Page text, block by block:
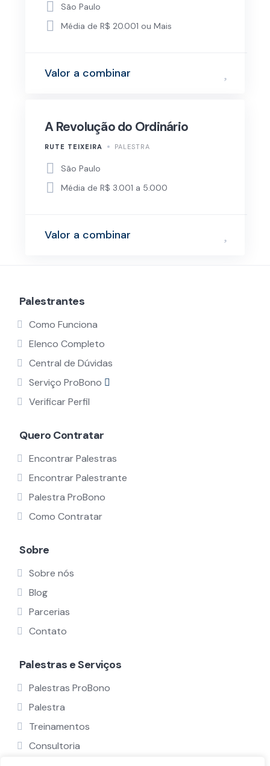
São Paulo
Média de R$ 20.001 ou Mais
Valor a combinar
A Revolução do Ordinário
RUTE TEIXEIRA PALESTRA
São Paulo
Média de R$ 3.001 a 5.000
Valor a combinar
Palestrantes
Como Funciona
Elenco Completo
Central de Dúvidas
Serviço ProBono
Verificar Perfil
Quero Contratar
Encontrar Palestras
Encontrar Palestrante
Palestra ProBono
Como Contratar
Sobre
Sobre nós
Blog
Parcerias
Contato
Palestras e Serviços
Palestras ProBono
Palestra
Treinamentos
Consultoria